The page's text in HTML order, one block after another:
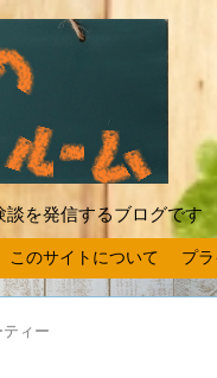
を発信するブログです
このサイトについて プ
ティー